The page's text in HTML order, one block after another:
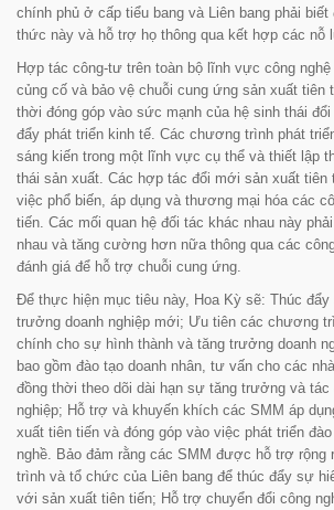
chính phủ ở cấp tiểu bang và Liên bang phải
thức này và hỗ trợ họ thông qua kết hợp các nỗ
Hợp tác công-tư trên toàn bộ lĩnh vực công
củng cố và bảo vệ chuỗi cung ứng sản xuất tiên
thời đóng góp vào sức mạnh của hệ sinh thái
đẩy phát triển kinh tế. Các chương trình phát
sáng kiến trong một lĩnh vực cụ thể và thiết lập
thái sản xuất. Các hợp tác đổi mới sản xuất tiên
việc phổ biến, áp dụng và thương mại hóa các
tiến. Các mối quan hệ đối tác khác nhau này
nhau và tăng cường hơn nữa thông qua các
đánh giá để hỗ trợ chuỗi cung ứng.
Để thực hiện mục tiêu này, Hoa Kỳ sẽ: Thúc
trưởng doanh nghiệp mới; Ưu tiên các chương
chính cho sự hình thành và tăng trưởng doanh
bao gồm đào tạo doanh nhân, tư vấn cho các
đồng thời theo dõi dài hạn sự tăng trưởng và tác
nghiệp; Hỗ trợ và khuyến khích các SMM áp
xuất tiên tiến và đóng góp vào việc phát triển
nghề. Bảo đảm rằng các SMM được hỗ trợ
trình và tổ chức của Liên bang để thúc đẩy sự
với sản xuất tiên tiến; Hỗ trợ chuyển đổi công